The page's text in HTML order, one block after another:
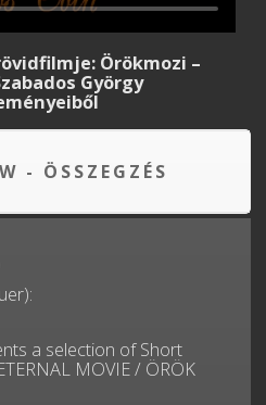
Örökmozi –
György
- ÖSSZEGZÉS
a selection of Short
MOVIE / ÖRÖK